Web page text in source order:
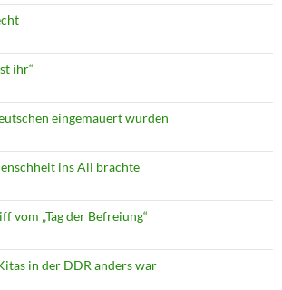
ihr“
eingemauert wurden
ins All brachte
vom „Tag der Befreiung“
in der DDR anders war